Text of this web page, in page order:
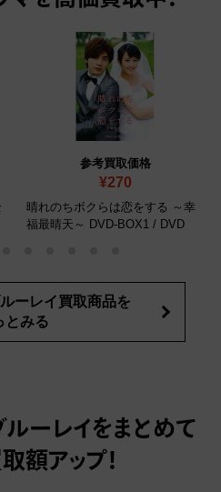
参考買取価格
¥270
晴れのちボクらは恋をする ～幸
福最晴天～ DVD-BOX1 / DVD
ーレイ買取商品を
とみる
ルーレイをまとめて
額アップ！